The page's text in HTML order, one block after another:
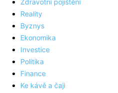
Zdravotní pojištění
Reality
Byznys
Ekonomika
Investice
Politika
Finance
Ke kávě a čaji